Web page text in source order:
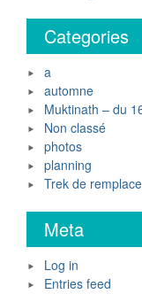
Categories
a
automne
Muktinath – du
Non classé
photos
planning
Trek de
Meta
Log in
Entries feed